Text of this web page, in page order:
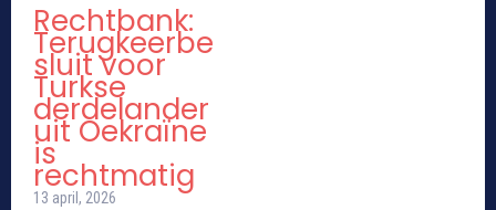
Rechtbank:
Terugkeerbe
sluit voor
Turkse
derdelander
uit Oekraïne
is
rechtmatig
13 april, 2026